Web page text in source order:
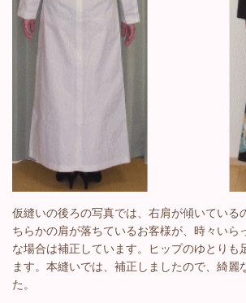
仮縫いの後ろの写真では、右肩が傾いている
ちらかの肩が落ちているお客様が、時々いら
な場合は補正しています。ヒップのゆとりも
ます。本縫いでは、補正しましたので、綺麗
た。